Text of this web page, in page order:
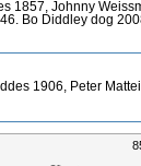
1857, Johnny
Bo Diddley dog
1906, Peter